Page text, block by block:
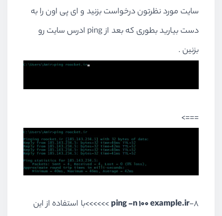
سایت مورد نظرتون درخواست بزنید و ای پی اون را به
دست بیارید بطوری که بعد از ping ادرس سایت رو
بزنین .
===>
8-
ping -n 100 example.ir>>>>>>با استفاده از این